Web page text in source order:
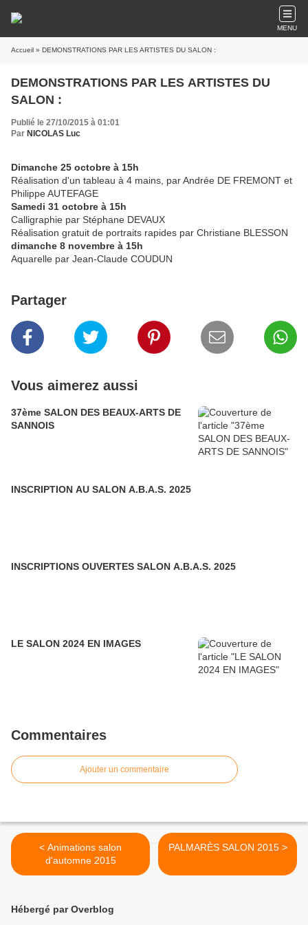
MENU
Accueil » DEMONSTRATIONS PAR LES ARTISTES DU SALON :
DEMONSTRATIONS PAR LES ARTISTES DU
SALON :
Publié le 27/10/2015 à 01:01
Par NICOLAS Luc
Dimanche 25 octobre à 15h
Réalisation d'un tableau à 4 mains, par Andrée DE FREMONT et
Philippe AUTEFAGE
Samedi 31 octobre à 15h
Calligraphie par Stéphane DEVAUX
Réalisation gratuit de portraits rapides par Christiane BLESSON
dimanche 8 novembre à 15h
Aquarelle par Jean-Claude COUDUN
Partager
Vous aimerez aussi
37ème SALON DES BEAUX-ARTS DE
SANNOIS
INSCRIPTION AU SALON A.B.A.S. 2025
INSCRIPTIONS OUVERTES SALON A.B.A.S. 2025
LE SALON 2024 EN IMAGES
Commentaires
Ajouter un commentaire
< Animations salon
d'automne 2015
PALMARÈS SALON 2015 >
Hébergé par Overblog